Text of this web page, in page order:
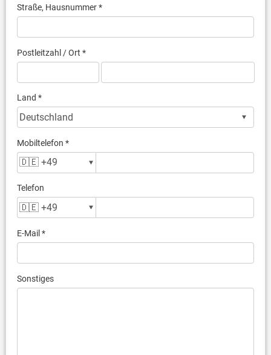
Straße, Hausnummer *
Postleitzahl / Ort *
Land *
Mobiltelefon *
Telefon
E-Mail *
Sonstiges